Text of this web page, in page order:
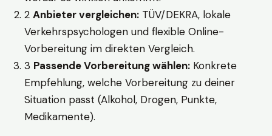
2 Anbieter vergleichen: TÜV/DEKRA, lokale
Verkehrspsychologen und flexible Online-
Vorbereitung im direkten Vergleich.
3 Passende Vorbereitung wählen: Konkrete
Empfehlung, welche Vorbereitung zu deiner
Situation passt (Alkohol, Drogen, Punkte,
Medikamente).